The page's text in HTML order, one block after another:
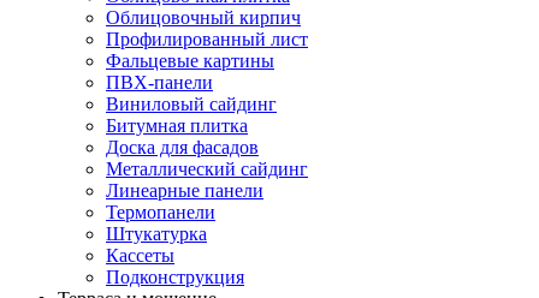
Облицовочный кирпич
Профилированный лист
Фальцевые картины
ПВХ-панели
Виниловый сайдинг
Битумная плитка
Доска для фасадов
Металлический сайдинг
Линеарные панели
Термопанели
Штукатурка
Кассеты
Подконструкция